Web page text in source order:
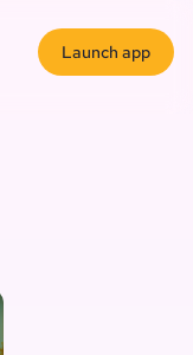
X (Twitter)
Launch app